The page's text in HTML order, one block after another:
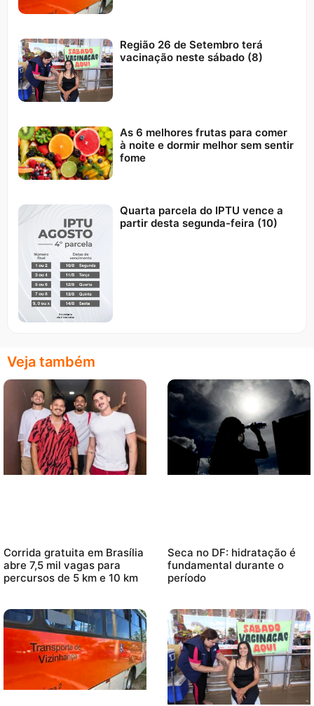
Região 26 de Setembro terá
vacinação neste sábado (8)
As 6 melhores frutas para comer
à noite e dormir melhor sem sentir
fome
Quarta parcela do IPTU vence a
partir desta segunda-feira (10)
Veja também
Corrida gratuita em Brasília
abre 7,5 mil vagas para
percursos de 5 km e 10 km
Seca no DF: hidratação é
fundamental durante o
período